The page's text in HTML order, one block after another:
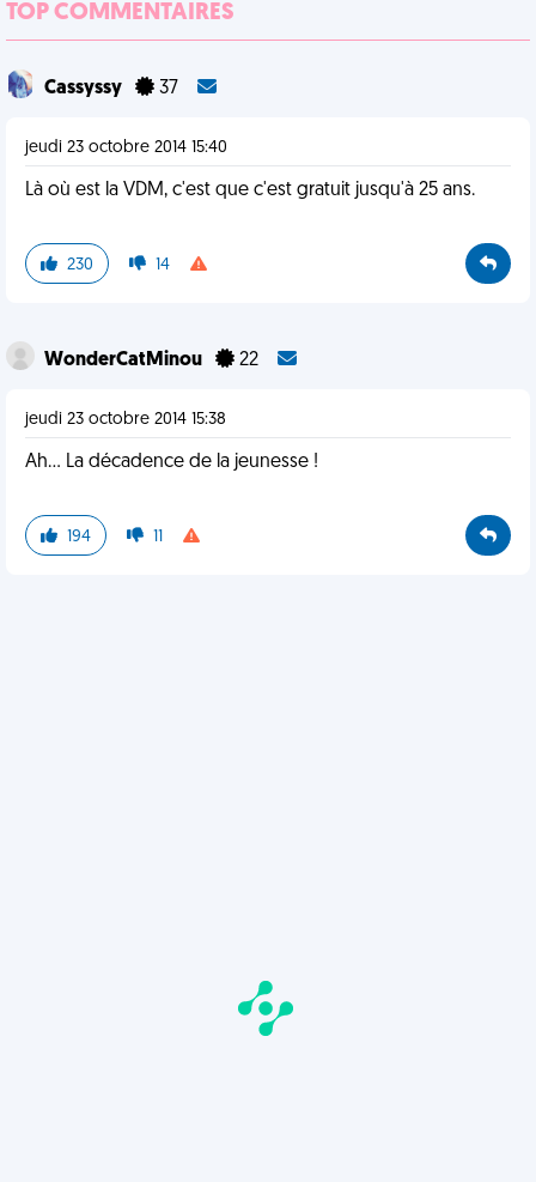
TOP COMMENTAIRES
Cassyssy 37
jeudi 23 octobre 2014 15:40
Là où est la VDM, c'est que c'est gratuit jusqu'à 25 ans.
230 14
WonderCatMinou 22
jeudi 23 octobre 2014 15:38
Ah... La décadence de la jeunesse !
194 11